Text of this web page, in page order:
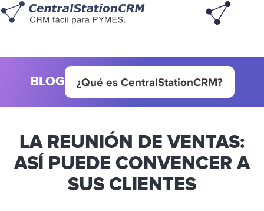
BLOG ¿Qué es CentralStationCRM?
LA REUNIÓN DE VENTAS:
ASÍ PUEDE CONVENCER A
SUS CLIENTES